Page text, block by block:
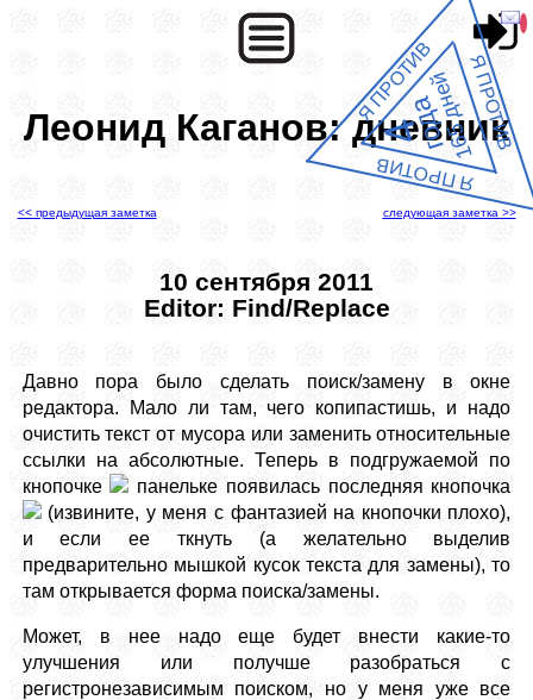
Леонид Каганов: дневник
<< предыдущая заметка следующая заметка >>
10 сентября 2011
Editor: Find/Replace
Давно пора было сделать поиск/замену в окне
редактора. Мало ли там, чего копипастишь, и надо
очистить текст от мусора или заменить относительные
ссылки на абсолютные. Теперь в подгружаемой по
кнопочке
панельке появилась последняя кнопочка
(извините, у меня с фантазией на кнопочки плохо),
и если ее ткнуть (а желательно выделив
предварительно мышкой кусок текста для замены), то
там открывается форма поиска/замены.
Может, в нее надо еще будет внести какие-то
улучшения или получше разобраться с
регистронезависимым поиском, но у меня уже все
Я ПРОТИВ
Я ПРОТИВ Я ПРОТИВ
4года165 дней